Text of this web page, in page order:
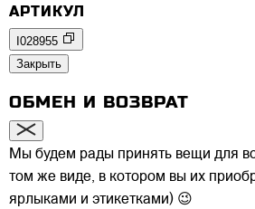
АРТИКУЛ
I028955
Закрыть
ОБМЕН И ВОЗВРАТ
Мы будем рады принять вещи для
том же виде, в котором вы их
ярлыками и этикетками) 😉